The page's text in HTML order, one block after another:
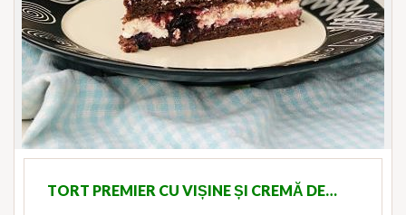
TORT PREMIER CU VIȘINE ȘI CREMĂ DE…